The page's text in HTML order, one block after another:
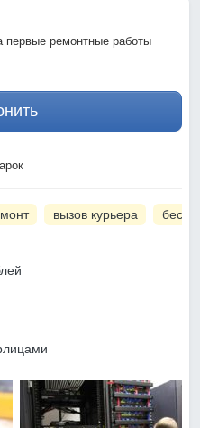
первые ремонтные работы
вызов курьера